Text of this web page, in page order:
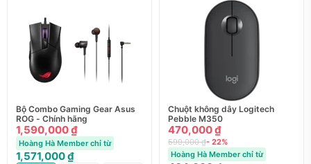
Bộ Combo Gaming Gear Asus
ROG - Chính hãng
1,590,000 ₫
Hoàng Hà Member chỉ từ
1,571,000 ₫
Chuột không dây Logitech
Pebble M350
470,000 ₫
599,000 ₫- 22%
Hoàng Hà Member chỉ từ